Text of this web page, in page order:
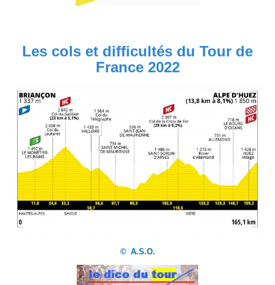
Les cols et difficultés du Tour de
France 2022
© A.S.O.